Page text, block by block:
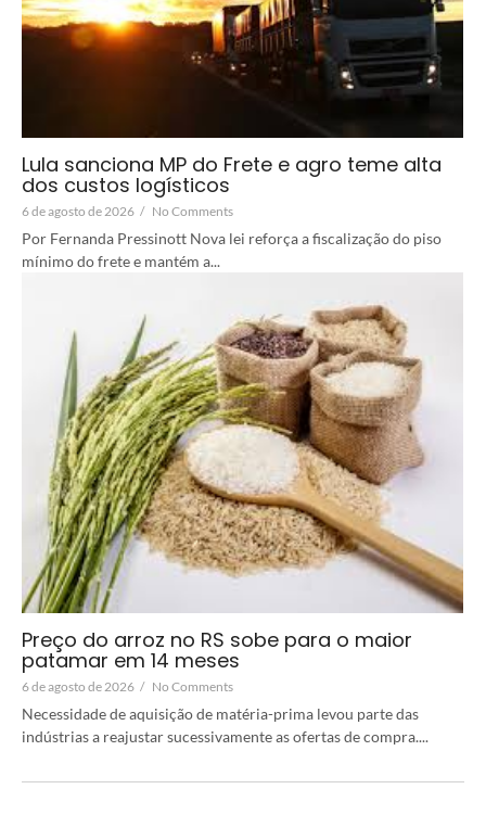
Lula sanciona MP do Frete e agro teme alta
dos custos logísticos
6 de agosto de 2026 / No Comments
Por Fernanda Pressinott Nova lei reforça a fiscalização do piso
mínimo do frete e mantém a...
Preço do arroz no RS sobe para o maior
patamar em 14 meses
6 de agosto de 2026 / No Comments
Necessidade de aquisição de matéria-prima levou parte das
indústrias a reajustar sucessivamente as ofertas de compra....